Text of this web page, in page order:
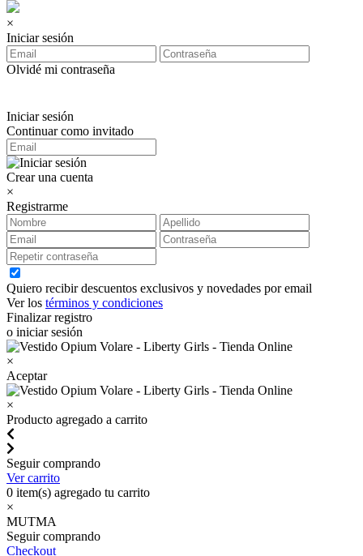
×
Iniciar sesión
Olvidé mi contraseña
Iniciar sesión
Continuar como invitado
Crear una cuenta
×
Registrarme
Quiero recibir descuentos exclusivos y novedades por email
Ver los términos y condiciones
Finalizar registro
o iniciar sesión
×
Aceptar
×
Producto agregado a carrito
Seguir comprando
Ver carrito
0 item(s) agregado tu carrito
×
MUTMA
Seguir comprando
Checkout